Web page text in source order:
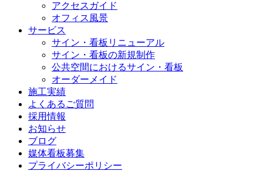
アクセスガイド
オフィス風景
サービス
サイン・看板リニューアル
サイン・看板の新規制作
公共空間におけるサイン・看板
オーダーメイド
施工実績
よくあるご質問
採用情報
お知らせ
ブログ
媒体看板募集
プライバシーポリシー